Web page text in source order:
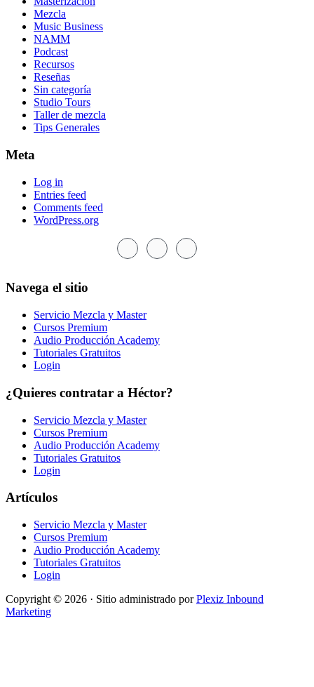
Mezcla
Music Business
NAMM
Podcast
Recursos
Reseñas
Sin categoría
Studio Tours
Taller de mezcla
Tips Generales
Meta
Log in
Entries feed
Comments feed
WordPress.org
Navega el sitio
Servicio Mezcla y Master
Cursos Premium
Audio Producción Academy
Tutoriales Gratuitos
Login
¿Quieres contratar a Héctor?
Servicio Mezcla y Master
Cursos Premium
Audio Producción Academy
Tutoriales Gratuitos
Login
Artículos
Servicio Mezcla y Master
Cursos Premium
Audio Producción Academy
Tutoriales Gratuitos
Login
Copyright © 2026 · Sitio administrado porPlexiz Inbound
Marketing